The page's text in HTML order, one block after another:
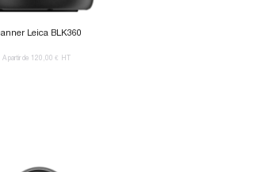
Leica BLK360
A partir de 120,00 € HT